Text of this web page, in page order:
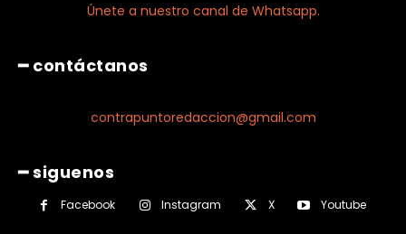
Únete a nuestro canal de Whatsapp.
━ contáctanos
contrapuntoredaccion@gmail.com
━ siguenos
Facebook Instagram X Youtube